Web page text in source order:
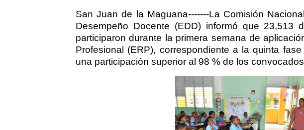
San Juan de la Maguana-------La Comisión
Desempeño Docente (EDD) informó que 23,513
participaron durante la primera semana de
Profesional (ERP), correspondiente a la quinta
una participación superior al 98 % de los